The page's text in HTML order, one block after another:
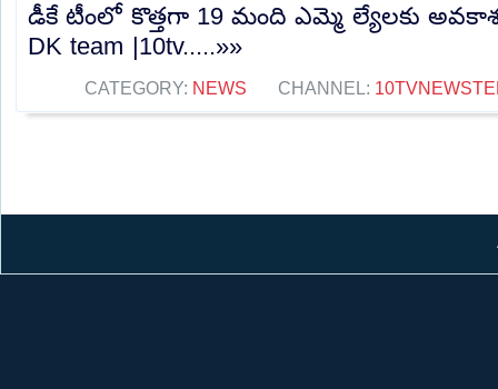
డీకే టీంలో కొత్తగా 19 మంది ఎమ్మె ల్యేలకు
DK team |10tv.....»»
CATEGORY: NEWS CHANNEL: